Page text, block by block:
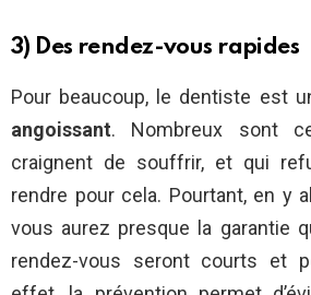
3) Des rendez-vous rapides
Pour beaucoup, le dentiste est
angoissant. Nombreux sont
craignent de souffrir, et qui
rendre pour cela. Pourtant, en y
vous aurez presque la garantie
rendez-vous seront courts et